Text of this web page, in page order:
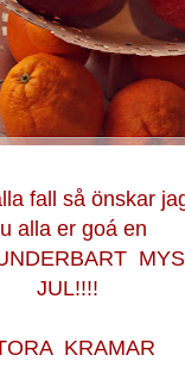
fall så önskar
alla er goá en
JUL!!!!
KRAMAR